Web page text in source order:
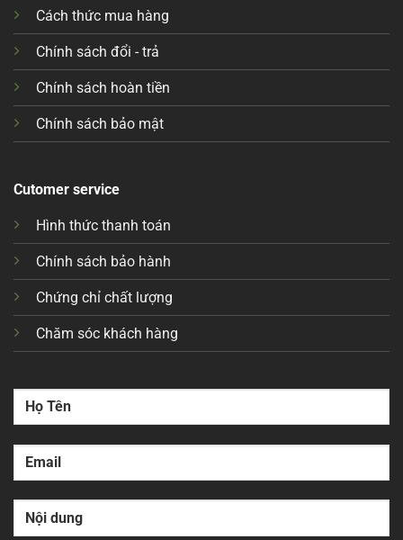
Cách thức mua hàng
Chính sách đổi - trả
Chính sách hoàn tiền
Chính sách bảo mật
Cutomer service
Hình thức thanh toán
Chính sách bảo hành
Chứng chỉ chất lượng
Chăm sóc khách hàng